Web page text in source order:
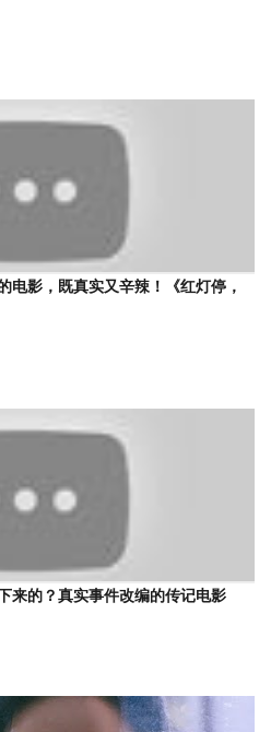
电影，既真实又辛辣！《红灯停，
来的？真实事件改编的传记电影